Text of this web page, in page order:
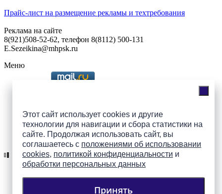
Этот сайт использует cookies и другие
технологии для навигации и сбора статистики на
сайте. Продолжая использовать сайт, вы
соглашаетесь с положениями об использовании
cookies, политикой конфиденциальности и
обработки персональных данных
Принять
Прайс-лист на размещение рекламы и техтребования
Реклама на сайте
8(921)508-52-62, телефон 8(8112) 500-131
E.Sezeikina@mhpsk.ru
Меню
Подпишись на группы
ПАИ в соцсетях!